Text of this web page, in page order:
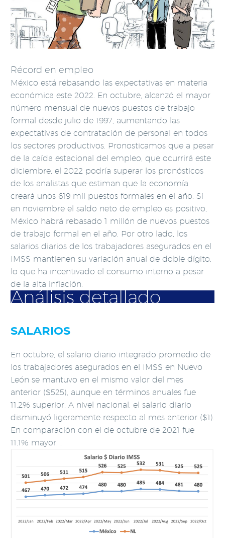
Récord en empleo
México está rebasando las expectativas en materia
económica este 2022. En octubre, alcanzó el mayor
número mensual de nuevos puestos de trabajo
formal desde julio de 1997, aumentando las
expectativas de contratación de personal en todos
los sectores productivos. Pronosticamos que a pesar
de la caída estacional del empleo, que ocurrirá este
diciembre, el 2022 podría superar los pronósticos
de los analistas que estiman que la economía
creará unos 619 mil puestos formales en el año. Si
en noviembre el saldo neto de empleo es positivo,
México habrá rebasado 1 millón de nuevos puestos
de trabajo formal en el año. Por otro lado, los
salarios diarios de los trabajadores asegurados en el
IMSS mantienen su variación anual de doble dígito,
lo que ha incentivado el consumo interno a pesar
de la alta inflación.
Análisis detallado
SALARIOS
En octubre, el salario diario integrado promedio de
los trabajadores asegurados en el IMSS en Nuevo
León se mantuvo en el mismo valor del mes
anterior ($525), aunque en términos anuales fue
11.2% superior. A nivel nacional, el salario diario
disminuyó ligeramente respecto al mes anterior ($1).
En comparación con el de octubre de 2021 fue
11.1% mayor. .